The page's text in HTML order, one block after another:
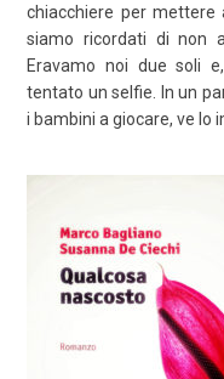
chiacchiere per mettere
siamo ricordati di non
Eravamo noi due soli
tentato un selfie. In un
i bambini a giocare, ve lo